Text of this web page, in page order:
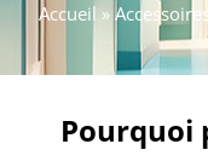
Accueil »
Pourquoi